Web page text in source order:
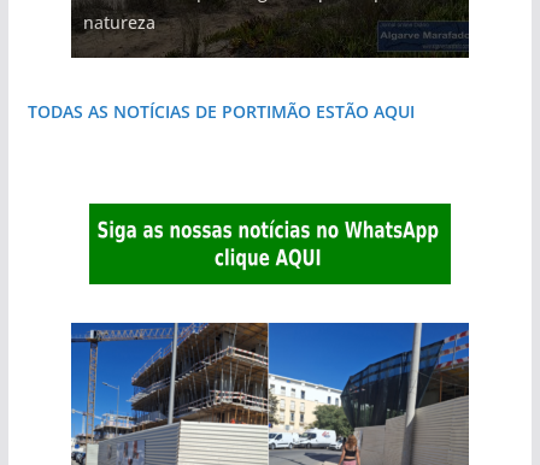
natureza
que respira autenticidade
costa e tanto por descobrir
destruída por um raio
do Algarve
janela para a Ria Formosa
TODAS AS NOTÍCIAS DE PORTIMÃO ESTÃO AQUI